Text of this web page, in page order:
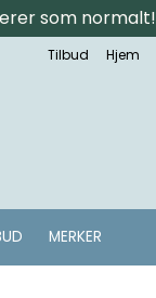
som normalt!
Tilbud Hjem
MERKER